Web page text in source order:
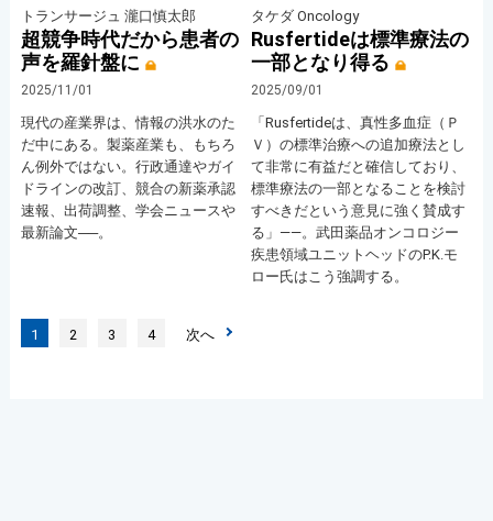
トランサージュ 瀧口慎太郎
超競争時代だから患者の
声を羅針盤に
2025/11/01
現代の産業界は、情報の洪水のた
だ中にある。製薬産業も、もちろ
ん例外ではない。行政通達やガイ
ドラインの改訂、競合の新薬承認
速報、出荷調整、学会ニュースや
最新論文──。
タケダ Oncology
Rusfertideは標準療法の
一部となり得る
2025/09/01
「Rusfertideは、真性多血症（Ｐ
Ｖ）の標準治療への追加療法とし
て非常に有益だと確信しており、
標準療法の一部となることを検討
すべきだという意見に強く賛成す
る」――。武田薬品オンコロジー
疾患領域ユニットヘッドのP.K.モ
ロー氏はこう強調する。
1 2 3 4 次へ